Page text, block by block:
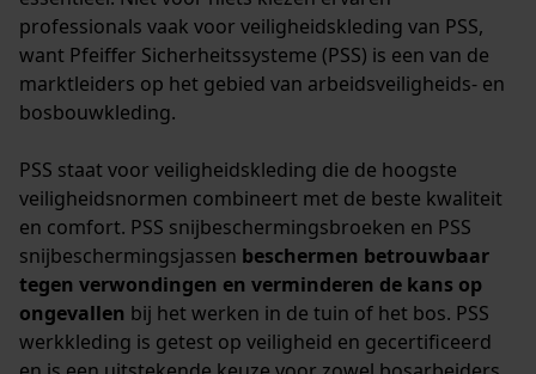
professionals vaak voor veiligheidskleding van PSS,
want Pfeiffer Sicherheitssysteme (PSS) is een van de
marktleiders op het gebied van arbeidsveiligheids- en
bosbouwkleding.
PSS staat voor veiligheidskleding die de hoogste
veiligheidsnormen combineert met de beste kwaliteit
en comfort. PSS snijbeschermingsbroeken en PSS
snijbeschermingsjassen beschermen betrouwbaar
tegen verwondingen en verminderen de kans op
ongevallen bij het werken in de tuin of het bos. PSS
werkkleding is getest op veiligheid en gecertificeerd
Mouseflow Web Analytics Tool
Fact-Finder Tracking
Prestatie en functionele
Cookies
Loop54 Personalization
Gepersonaliseerde homepage